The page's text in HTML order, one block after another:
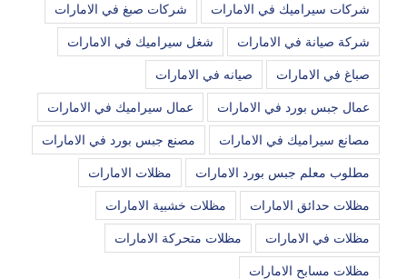
شركات سيراميك في الامارات شركات صبغ في الامارات
شركة صيانة في الامارات شغل سيراميك في الامارات
صباغ في الامارات صيانه في الامارات
عمال جبس بورد في الامارات عمال سيراميك في الامارات
مصانع سيراميك في الامارات مصنع جبس بورد في الامارات
مطلوب معلم جبس بورد الامارات مظلات الامارات
مظلات حدائق الامارات مظلات خشبية الامارات
مظلات في الامارات مظلات متحركة الامارات
مظلات مسابح الامارات